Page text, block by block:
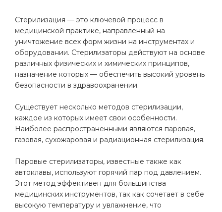
Стерилизация — это ключевой процесс в
медицинской практике, направленный на
уничтожение всех форм жизни на инструментах и
оборудовании. Стерилизаторы действуют на основе
различных физических и химических принципов,
назначение которых — обеспечить высокий уровень
безопасности в здравоохранении.
Существует несколько методов стерилизации,
каждое из которых имеет свои особенности.
Наиболее распространенными являются паровая,
газовая, сухожаровая и радиационная стерилизация.
Паровые стерилизаторы, известные также как
автоклавы, используют горячий пар под давлением.
Этот метод эффективен для большинства
медицинских инструментов, так как сочетает в себе
высокую температуру и увлажнение, что